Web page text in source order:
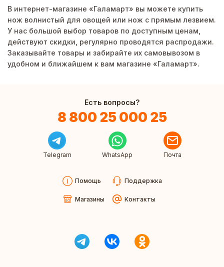
В интернет-магазине «Галамарт» вы можете купить
нож волнистый для овощей или нож с прямым лезвием.
У нас большой выбор товаров по доступным ценам,
действуют скидки, регулярно проводятся распродажи.
Заказывайте товары и забирайте их самовывозом в
удобном и ближайшем к вам магазине «Галамарт».
Есть вопросы?
8 800 25 000 25
Telegram WhatsApp Почта
Помощь Поддержка
Магазины Контакты